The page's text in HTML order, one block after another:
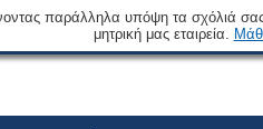
παράλληλα υπόψη τα σχόλιά
μητρική μας εταιρεία.